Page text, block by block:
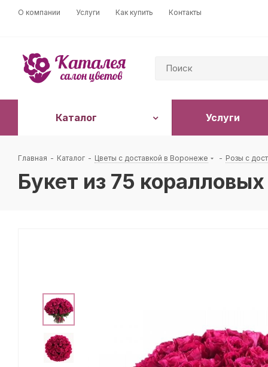
О компании Услуги Как купить Контакты
Каталог Услуги
Главная - Каталог - Цветы с доставкой в Воронеже - Розы с
Букет из 75 коралловых